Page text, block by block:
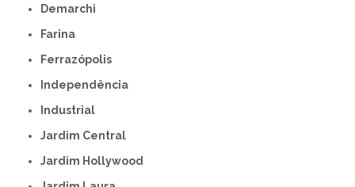
Demarchi
Farina
Ferrazópolis
Independência
Industrial
Jardim Central
Jardim Hollywood